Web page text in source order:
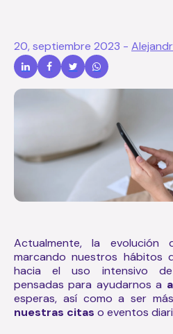
20, septiembre 2023 -
Actualmente, la
marcando nuestros hábitos
hacia el uso intensivo de
pensadas para ayudarnos a
esperas, así como a ser
nuestras citas o eventos